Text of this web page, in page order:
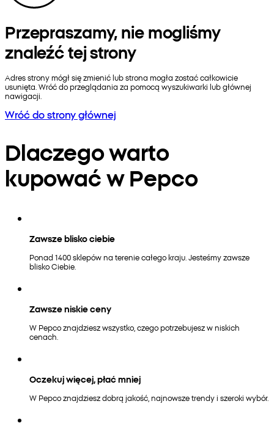
Przepraszamy, nie mogliśmy
znaleźć tej strony
Adres strony mógł się zmienić lub strona mogła zostać całkowicie
usunięta. Wróć do przeglądania za pomocą wyszukiwarki lub głównej
nawigacji.
Wróć do strony głównej
Dlaczego warto
kupować w Pepco
Zawsze blisko ciebie
Ponad 1400 sklepów na terenie całego kraju. Jesteśmy zawsze
blisko Ciebie.
Zawsze niskie ceny
W Pepco znajdziesz wszystko, czego potrzebujesz w niskich
cenach.
Oczekuj więcej, płać mniej
W Pepco znajdziesz dobrą jakość, najnowsze trendy i szeroki wybór.